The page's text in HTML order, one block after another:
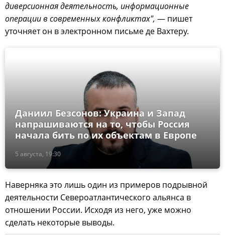
диверсионная деятельность, информационные
операции в современных конфликтах", — пишет
уточняет он в электронном письме де Вахтеру.
5 августа, 19:30
Даниил Безсонов: Украина и Запад
напрашиваются на то, чтобы Россия
начала бить по их объектам в Европе
Наверняка это лишь один из примеров подрывной
деятельности Североатлантического альянса в
отношении России. Исходя из него, уже можно
сделать некоторые выводы.